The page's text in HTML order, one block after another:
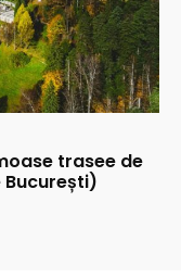
trasee de